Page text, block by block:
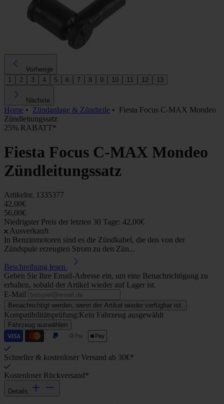
Vorherige
1
2 3 4 5 6 7 8 9 10 11 12 13
Nächste
Home • Zündanlage & Zündteile • Fiesta Focus C-MAX Mondeo
Zündleitungssatz
25% RABATT*
Fiesta Focus C-MAX Mondeo
Zündleitungssatz
Artikelnr. 1335377
42,00€
56,00€
Niedrigster Preis der letzten 30 Tage: 42,00€
Ausverkauft
In Benzinmotoren sind es die Zündkabel, die den von der
Zündspule erzeugten Strom zu den Zün...
Beschreibung lesen
Geben Sie Ihre Email-Adresse ein, um eine Benachrichtigung zu
erhalten, sobald der Artikel wieder auf Lager ist.
E-Mail
Benachrichtigt werden, wenn der Artikel wieder verfügbar ist.
Kompatibilitätsprüfung:Kein Fahrzeug ausgewählt
Fahrzeug auswählen
Schneller & kostenloser Versand ab 30€*
Kostenloser Rückversand*
Details